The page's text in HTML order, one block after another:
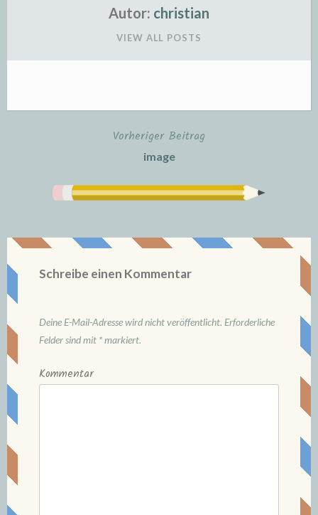
Autor: christian
VIEW ALL POSTS
Vorheriger Beitrag
image
Schreibe einen Kommentar
Deine E-Mail-Adresse wird nicht veröffentlicht. Erforderliche
Felder sind mit *markiert.
Kommentar